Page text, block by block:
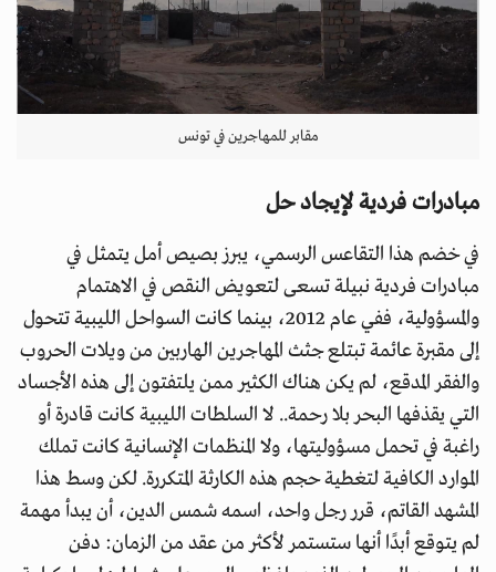
مقابر للمهاجرين في تونس
مبادرات فردية لإيجاد حل
في خضم هذا التقاعس الرسمي، يبرز بصيص أمل يتمثل في
مبادرات فردية نبيلة تسعى لتعويض النقص في الاهتمام
والمسؤولية، ففي عام 2012، بينما كانت السواحل الليبية تتحول
إلى مقبرة عائمة تبتلع جثث المهاجرين الهاربين من ويلات الحروب
والفقر المدقع، لم يكن هناك الكثير ممن يلتفتون إلى هذه الأجساد
التي يقذفها البحر بلا رحمة.. لا السلطات الليبية كانت قادرة أو
راغبة في تحمل مسؤوليتها، ولا المنظمات الإنسانية كانت تملك
الموارد الكافية لتغطية حجم هذه الكارثة المتكررة. لكن وسط هذا
المشهد القاتم، قرر رجل واحد، اسمه شمس الدين، أن يبدأ مهمة
لم يتوقع أبدًا أنها ستستمر لأكثر من عقد من الزمان: دفن